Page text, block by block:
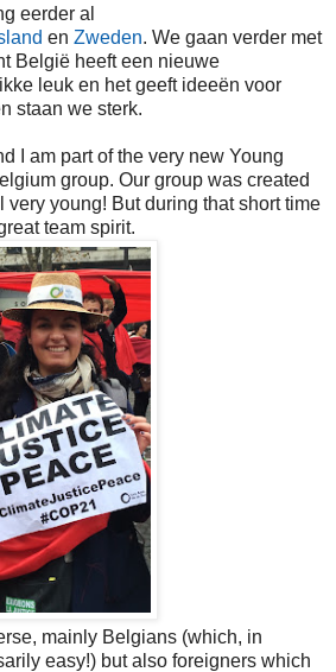
eerder al
en Zweden. We gaan verder met
België heeft een nieuwe
leuk en het geeft ideeën voor
staan we sterk.
I am part of the very new Young
group. Our group was created
very young! But during that short time
team spirit.
mainly Belgians (which, in
easy!) but also foreigners which